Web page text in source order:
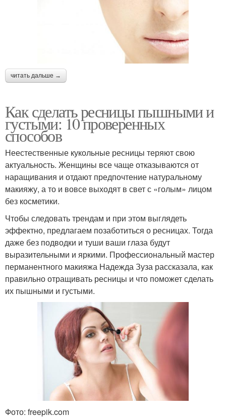
читать дальше →
Как сделать ресницы пышными и
густыми: 10 проверенных
способов
Неестественные кукольные ресницы теряют свою
актуальность. Женщины все чаще отказываются от
наращивания и отдают предпочтение натуральному
макияжу, а то и вовсе выходят в свет с «голым» лицом
без косметики.
Чтобы следовать трендам и при этом выглядеть
эффектно, предлагаем позаботиться о ресницах. Тогда
даже без подводки и туши ваши глаза будут
выразительными и яркими. Профессиональный мастер
перманентного макияжа Надежда Зуза рассказала, как
правильно отращивать ресницы и что поможет сделать
их пышными и густыми.
Фото: freepik.com